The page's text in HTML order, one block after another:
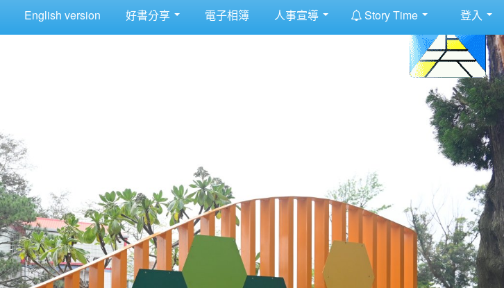
English version 好書分享 電子相簿 人事宣導 Story Time 登入